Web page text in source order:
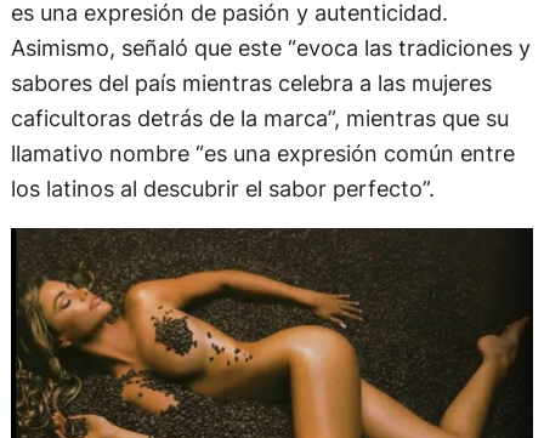
es una expresión de pasión y autenticidad.
Asimismo, señaló que este “evoca las tradiciones y
sabores del país mientras celebra a las mujeres
caficultoras detrás de la marca”, mientras que su
llamativo nombre “es una expresión común entre
los latinos al descubrir el sabor perfecto”.